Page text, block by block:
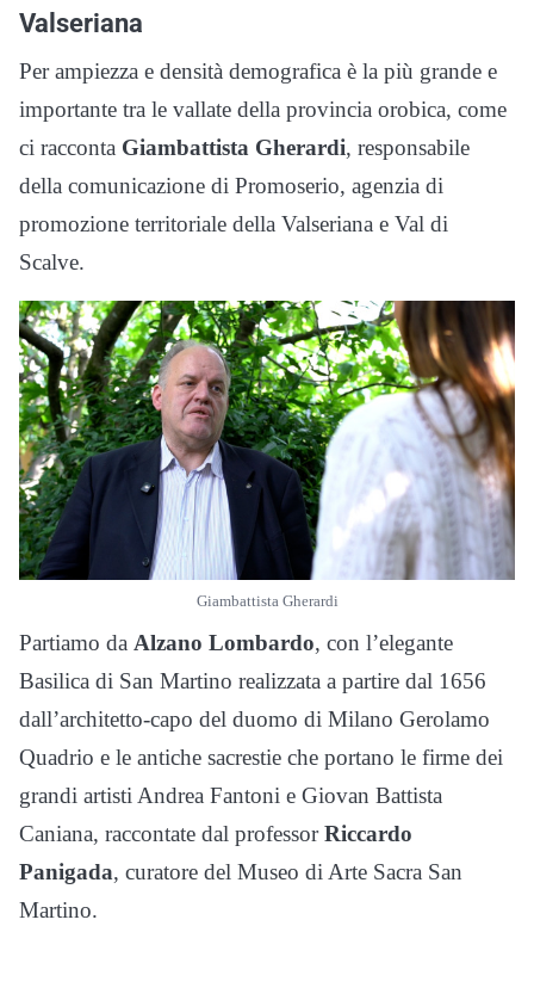
Valseriana
Per ampiezza e densità demografica è la più grande e
importante tra le vallate della provincia orobica, come
ci racconta Giambattista Gherardi, responsabile
della comunicazione di Promoserio, agenzia di
promozione territoriale della Valseriana e Val di
Scalve.
Giambattista Gherardi
Partiamo da Alzano Lombardo, con l’elegante
Basilica di San Martino realizzata a partire dal 1656
dall’architetto-capo del duomo di Milano Gerolamo
Quadrio e le antiche sacrestie che portano le firme dei
grandi artisti Andrea Fantoni e Giovan Battista
Caniana, raccontate dal professorRiccardo
Panigada, curatore del Museo di Arte Sacra San
Martino.